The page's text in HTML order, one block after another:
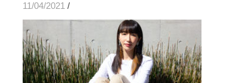
11/04/2021 /